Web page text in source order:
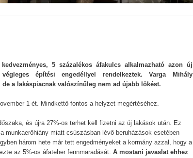
5 százalékos áfakulcs alkalmazható azon új
építési engedéllyel rendelkeztek. Varga Mihály
a lakáspiacnak valószínűleg nem ad újabb lökést.
1-ét. Mindkettő fontos a helyzet megértéséhez.
és újra 27%-os terhet kell fizetni az új lakások után. Ez
miatt csúszásban lévő beruházások esetében
három hete már tett engedményeket a kormány azzal, hogy a
az 5%-os áfateher fennmaradását. A mostani javaslat ehhez